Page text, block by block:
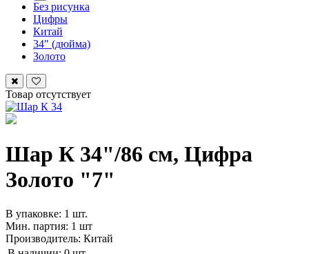
Без рисунка
Цифры
Китай
34" (дюйма)
Золото
Товар отсутствует
Шар К 34"/86 см, Цифра
Золото "7"
В упаковке: 1 шт.
Мин. партия: 1 шт
Производитель: Китай